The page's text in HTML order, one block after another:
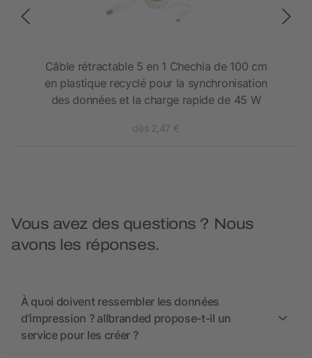
Câble rétractable 5 en 1 Chechia de 100 cm
en plastique recyclé pour la synchronisation
des données et la charge rapide de 45 W
dès 2,47 €
Vous avez des questions ? Nous
avons les réponses.
À quoi doivent ressembler les données
d’impression ? allbranded propose-t-il un
service pour les créer ?